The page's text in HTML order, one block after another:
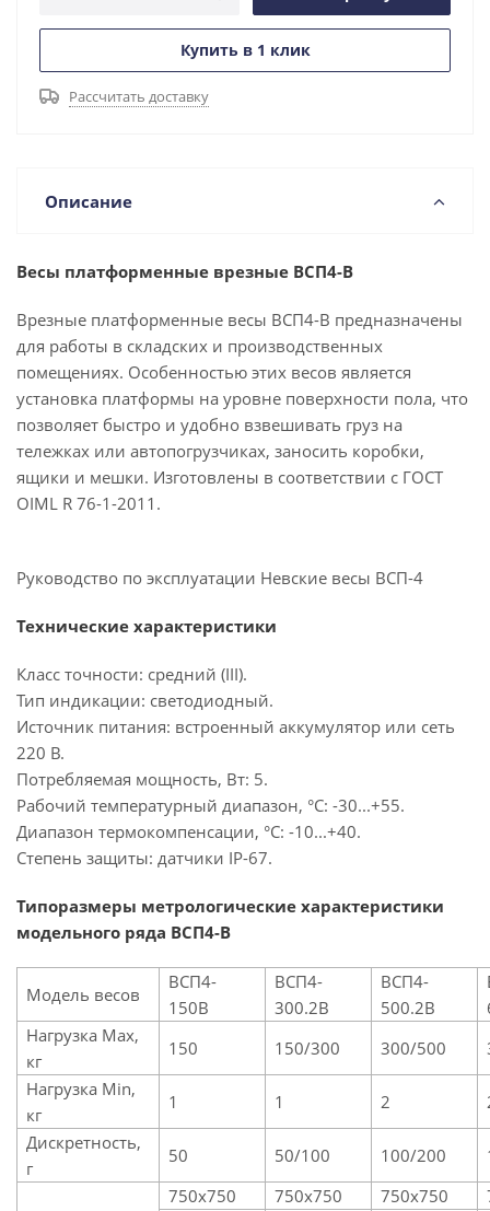
Купить в 1 клик
Рассчитать доставку
Описание
Весы платформенные врезные ВСП4-В
Врезные платформенные весы ВСП4-В предназначены
для работы в складских и производственных
помещениях. Особенностью этих весов является
установка платформы на уровне поверхности пола, что
позволяет быстро и удобно взвешивать груз на
тележках или автопогрузчиках, заносить коробки,
ящики и мешки. Изготовлены в соответствии с ГОСТ
OIML R 76-1-2011.
Руководство по эксплуатации Невские весы ВСП-4
Технические характеристики
Класс точности: средний (III).
Тип индикации: светодиодный.
Источник питания: встроенный аккумулятор или сеть
220 В.
Потребляемая мощность, Вт: 5.
Рабочий температурный диапазон, °С: -30...+55.
Диапазон термокомпенсации, °С: -10...+40.
Степень защиты: датчики IP-67.
Типоразмеры метрологические характеристики
модельного ряда ВСП4-В
Модель весов
ВСП4-
150В
ВСП4-
300.2В
ВСП4-
500.2В
Нагрузка Max,
кг
150 150/300 300/500
Нагрузка Min,
кг
1 1 2
Дискретность,
г
50 50/100 100/200
750х750 750х750 750х750